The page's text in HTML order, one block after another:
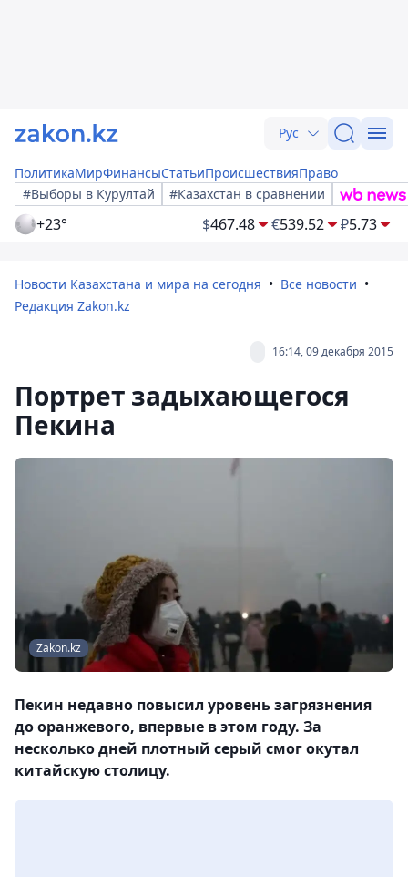
Рус
ПолитикаМирФинансыСтатьиПроисшествияПраво
#Выборы в Курултай
#Казахстан в сравнении
+23° $467.48 €539.52 ₽5.73
Новости Казахстана и мира на сегодня
Все новости
Редакция Zakon.kz
16:14, 09 декабря 2015
Портрет задыхающегося
Пекина
Zakon.kz
Пекин недавно повысил уровень загрязнения
до оранжевого, впервые в этом году. За
несколько дней плотный серый смог окутал
китайскую столицу.